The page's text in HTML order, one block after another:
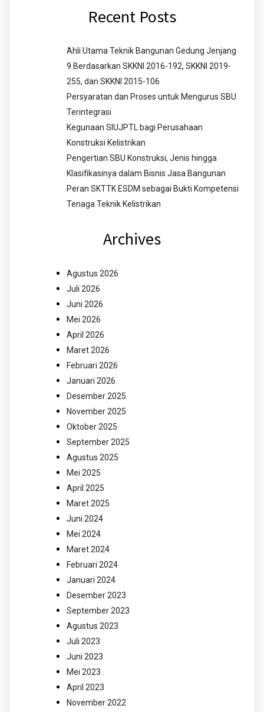
Recent Posts
Ahli Utama Teknik Bangunan Gedung Jenjang
9 Berdasarkan SKKNI 2016-192, SKKNI 2019-
255, dan SKKNI 2015-106
Persyaratan dan Proses untuk Mengurus SBU
Terintegrasi
Kegunaan SIUJPTL bagi Perusahaan
Konstruksi Kelistrikan
Pengertian SBU Konstruksi, Jenis hingga
Klasifikasinya dalam Bisnis Jasa Bangunan
Peran SKTTK ESDM sebagai Bukti Kompetensi
Tenaga Teknik Kelistrikan
Archives
Agustus 2026
Juli 2026
Juni 2026
Mei 2026
April 2026
Maret 2026
Februari 2026
Januari 2026
Desember 2025
November 2025
Oktober 2025
September 2025
Agustus 2025
Mei 2025
April 2025
Maret 2025
Juni 2024
Mei 2024
Maret 2024
Februari 2024
Januari 2024
Desember 2023
September 2023
Agustus 2023
Juli 2023
Juni 2023
Mei 2023
April 2023
November 2022